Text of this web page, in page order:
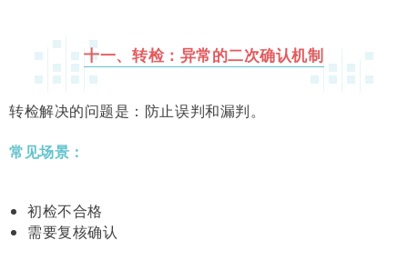
十一、转检：异常的二次确认机制
转检解决的问题是：防止误判和漏判。
常见场景：
初检不合格
需要复核确认